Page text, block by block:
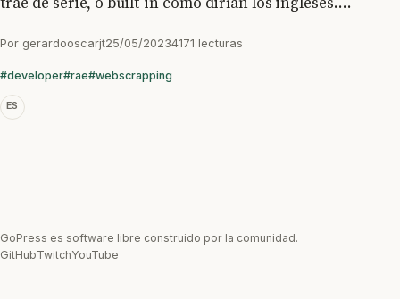
Por gerardooscarjt25/05/20234171 lecturas
#developer#rae#webscrapping
ES
GoPress es software libre construido por la comunidad.
GitHubTwitchYouTube